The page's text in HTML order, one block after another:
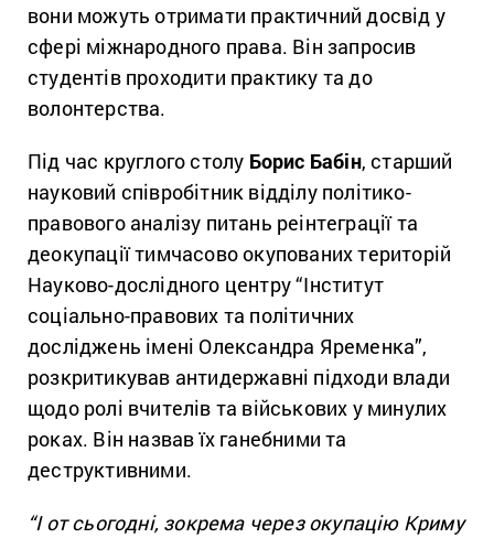
вони можуть отримати практичний досвід у
сфері міжнародного права. Він запросив
студентів проходити практику та до
волонтерства.
Під час круглого столу Борис Бабін, старший
науковий співробітник відділу політико-
правового аналізу питань реінтеграції та
деокупації тимчасово окупованих територій
Науково-дослідного центру “Інститут
соціально-правових та політичних
досліджень імені Олександра Яременка”,
розкритикував антидержавні підходи влади
щодо ролі вчителів та військових у минулих
роках. Він назвав їх ганебними та
деструктивними.
“І от сьогодні, зокрема через окупацію Криму